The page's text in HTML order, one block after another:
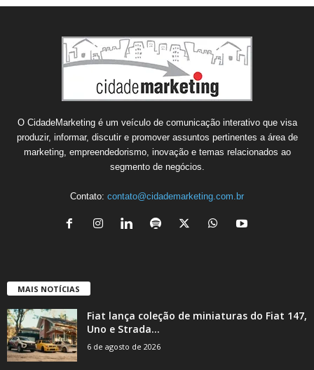
O CidadeMarketing é um veículo de comunicação interativo que visa
produzir, informar, discutir e promover assuntos pertinentes a área de
marketing, empreendedorismo, inovação e temas relacionados ao
segmento de negócios.
Contato: contato@cidademarketing.com.br
MAIS NOTÍCIAS
Fiat lança coleção de miniaturas do Fiat 147,
Uno e Strada...
6 de agosto de 2026